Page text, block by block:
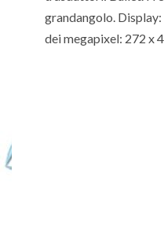
grandangolo.
dei megapixel: 272 x